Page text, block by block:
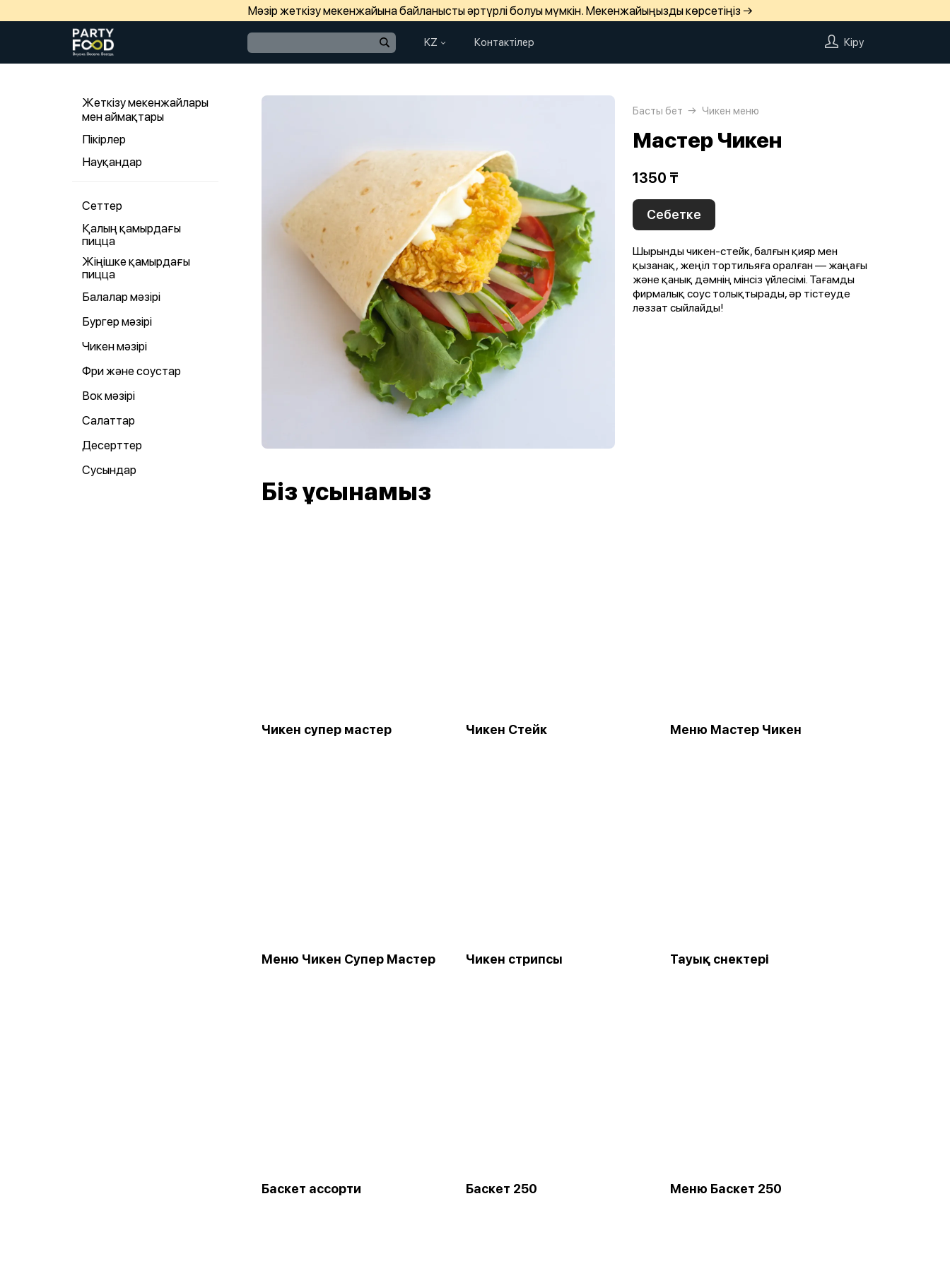
Мәзір жеткізу мекенжайына байланысты әртүрлі болуы мүмкін. Мекенжайыңызды көрсетіңіз →
KZ Контактілер Кіру
Жеткізу мекенжайлары
мен аймақтары
Пікірлер
Науқандар
Сеттер
Қалың қамырдағы
пицца
Жіңішке қамырдағы
пицца
Балалар мәзірі
Бургер мәзірі
Чикен мәзірі
Фри және соустар
Вок мәзірі
Салаттар
Десерттер
Сусындар
Басты бет Чикен меню
Мастер Чикен
1350 ₸
Себетке
Шырынды чикен-стейк, балғын қияр мен
қызанақ, жеңіл тортильяға оралған — жаңағы
және қанық дәмнің мінсіз үйлесімі. Тағамды
фирмалық соус толықтырады, әр тістеуде
ләззат сыйлайды!
Біз ұсынамыз
Чикен супер мастер Чикен Стейк Меню Мастер Чикен
Меню Чикен Супер Мастер Чикен стрипсы Тауық снектері
Баскет ассорти Баскет 250 Меню Баскет 250